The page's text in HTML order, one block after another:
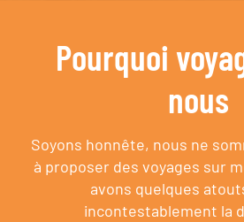
Pourquoi
nous
Soyons honnête, nous ne
à proposer des voyages sur
avons quelques
incontestablement la